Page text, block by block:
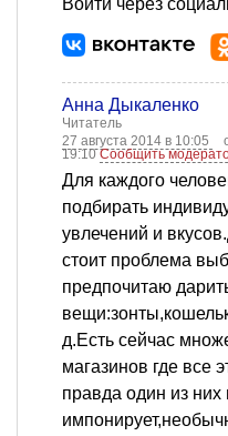
Войти через
Анна Дыкаленко
Читатель
27 августа 2014 в 10:05
19:10Сообщить
Для каждого
подбирать
увлечений и
стоит проблема
предпочитаю
д.Есть сейчас
магазинов где все
правда один из них